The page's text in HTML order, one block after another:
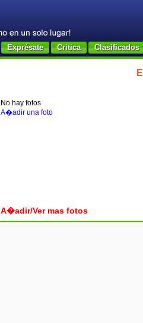
Exprésate Critica Clasificados
No hay fotos
A�adir una foto
A�adir/Ver mas fotos